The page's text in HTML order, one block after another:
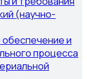
(научно-
и
процесса